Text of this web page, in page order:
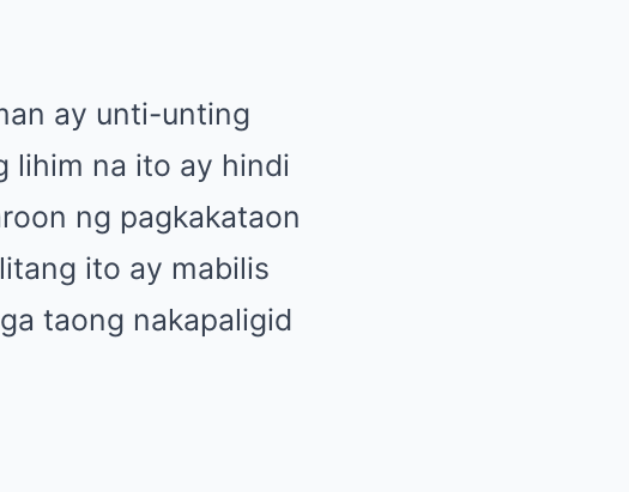
ay unti-unting
lihim na ito ay hindi
ng pagkakataon
ito ay mabilis
taong nakapaligid